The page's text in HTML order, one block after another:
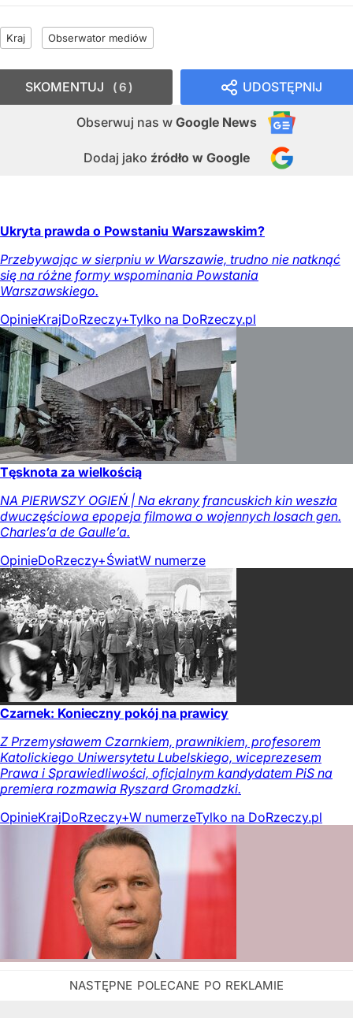
Kraj Obserwator mediów
UDOSTĘPNIJ
Obserwuj nas w Google News
Dodaj jako źródło w Google
SKOMENTUJ 6
Ukryta prawda o Powstaniu Warszawskim?
Przebywając w sierpniu w Warszawie, trudno nie natknąć
się na różne formy wspominania Powstania
Warszawskiego.
OpinieKrajDoRzeczy+Tylko na DoRzeczy.pl
Tęsknota za wielkością
NA PIERWSZY OGIEŃ | Na ekrany francuskich kin weszła
dwuczęściowa epopeja filmowa o wojennych losach gen.
Charles’a de Gaulle’a.
OpinieDoRzeczy+ŚwiatW numerze
Czarnek: Konieczny pokój na prawicy
Z Przemysławem Czarnkiem, prawnikiem, profesorem
Katolickiego Uniwersytetu Lubelskiego, wiceprezesem
Prawa i Sprawiedliwości, oficjalnym kandydatem PiS na
premiera rozmawia Ryszard Gromadzki.
OpinieKrajDoRzeczy+W numerzeTylko na DoRzeczy.pl